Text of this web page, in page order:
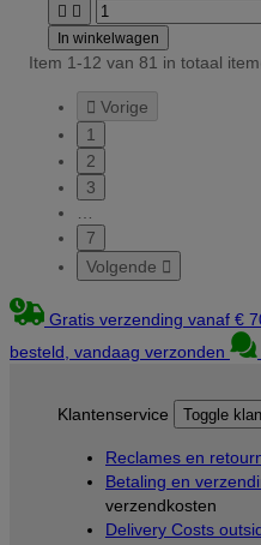
 
In winkelwagen
Item 1-12 van 81 in totaal
 Vorige
1
2
3
7
Volgende 
Gratis verzending vanaf €
besteld, vandaag verzonden
Klantenservice Toggle
Reclames en
Betaling en
verzendkosten
Delivery Costs